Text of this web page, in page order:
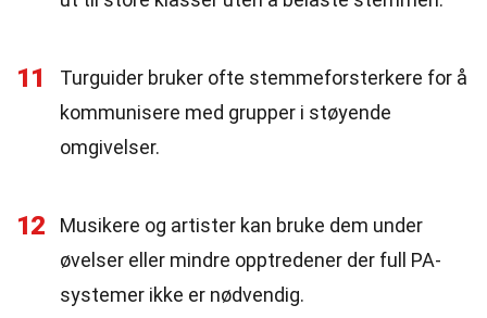
11
Turguider bruker ofte stemmeforsterkere for å
kommunisere med grupper i støyende
omgivelser.
12
Musikere og artister kan bruke dem under
øvelser eller mindre opptredener der full PA-
systemer ikke er nødvendig.